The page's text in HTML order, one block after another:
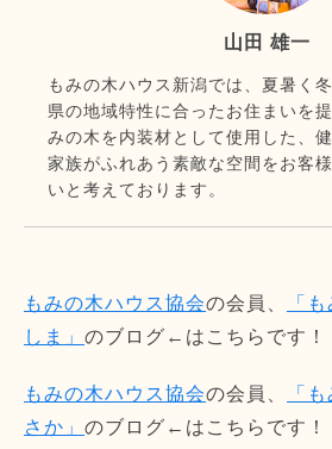
山田 雄一
もみの木ハウス新潟では、夏暑く
県の地域特性に合ったお住まいを
みの木を内装材として使用した、
家族がふれあう素敵な空間をお客
いと考えております。
もみの木ハウス協会の会員、
「
しま」 のブログ←はこちらです！
もみの木ハウス協会の会員、
「
さか」 のブログ←はこちらです！